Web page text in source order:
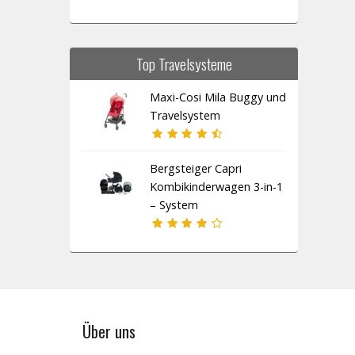
Top Travelsysteme
Maxi-Cosi Mila Buggy und
Travelsystem
Bergsteiger Capri
Kombikinderwagen 3-in-1
– System
Über uns